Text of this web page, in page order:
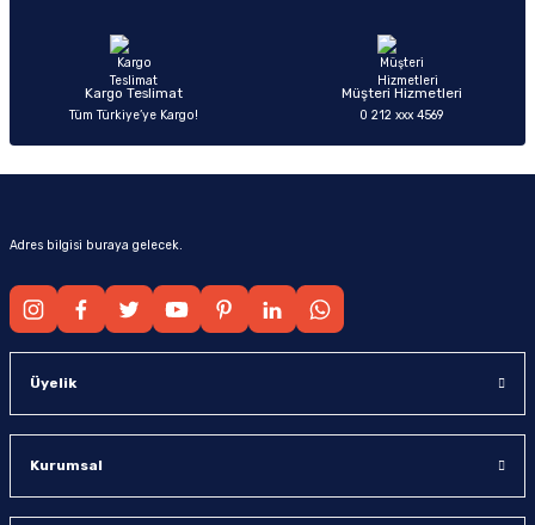
Kargo Teslimat
Tüm Türkiye’ye Kargo!
Müşteri Hizmetleri
0 212 xxx 4569
Adres bilgisi buraya gelecek.
Üyelik
Kurumsal